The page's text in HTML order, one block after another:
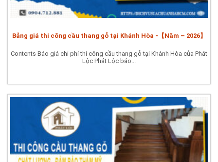
Bảng giá thi công cầu thang gỗ tại Khánh Hòa -【Năm – 2026】
Contents Báo giá chi phí thi công cầu thang gỗ tại Khánh Hòa của Phát
Lộc Phát Lộc báo...